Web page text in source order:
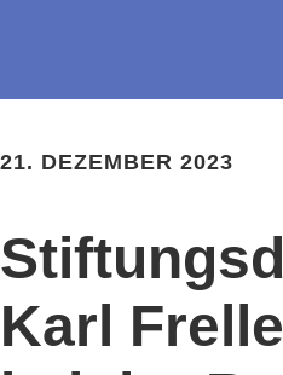
21. DEZEMBER 2023
Karl